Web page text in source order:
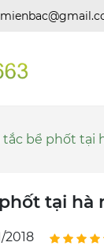
bể phốt tại
tại hà
2018